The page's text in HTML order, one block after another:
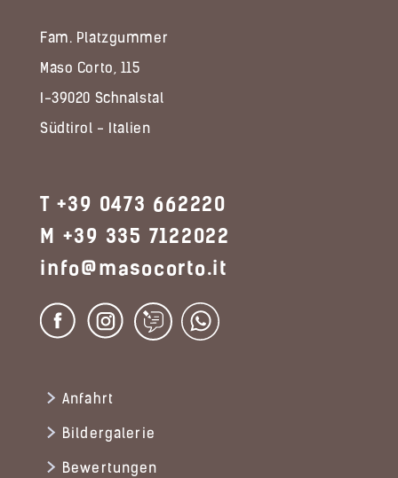
Fam. Platzgummer
Maso Corto, 115
I-39020 Schnalstal
Südtirol - Italien
T +39 0473 662220
M +39 335 7122022
info@masocorto.it
Anfahrt
Bildergalerie
Bewertungen